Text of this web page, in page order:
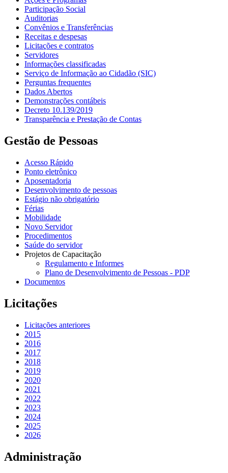
Participação Social
Auditorias
Convênios e Transferências
Receitas e despesas
Licitações e contratos
Servidores
Informações classificadas
Serviço de Informação ao Cidadão (SIC)
Perguntas frequentes
Dados Abertos
Demonstrações contábeis
Decreto 10.139/2019
Transparência e Prestação de Contas
Gestão de Pessoas
Acesso Rápido
Ponto eletrônico
Aposentadoria
Desenvolvimento de pessoas
Estágio não obrigatório
Férias
Mobilidade
Novo Servidor
Procedimentos
Saúde do servidor
Projetos de Capacitação
Regulamento e Informes
Plano de Desenvolvimento de Pessoas - PDP
Documentos
Licitações
Licitações anteriores
2015
2016
2017
2018
2019
2020
2021
2022
2023
2024
2025
2026
Administração